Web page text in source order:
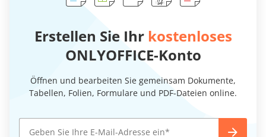
Erstellen Sie Ihr kostenloses
ONLYOFFICE-Konto
Öffnen und bearbeiten Sie gemeinsam Dokumente,
Tabellen, Folien, Formulare und PDF-Dateien online.